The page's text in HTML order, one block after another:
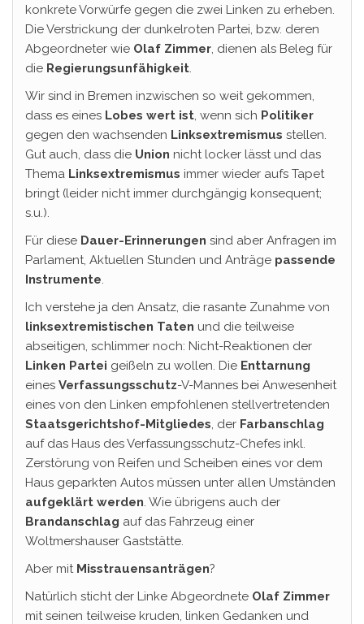
konkrete Vorwürfe gegen die zwei Linken zu erheben.
Die Verstrickung der dunkelroten Partei, bzw. deren
Abgeordneter wie Olaf Zimmer, dienen als Beleg für
die Regierungsunfähigkeit.
Wir sind in Bremen inzwischen so weit gekommen,
dass es eines Lobes wert ist, wenn sich Politiker
gegen den wachsenden Linksextremismus stellen.
Gut auch, dass die Union nicht locker lässt und das
Thema Linksextremismus immer wieder aufs Tapet
bringt (leider nicht immer durchgängig konsequent;
s.u.).
Für diese Dauer-Erinnerungen sind aber Anfragen im
Parlament, Aktuellen Stunden und Anträge passende
Instrumente.
Ich verstehe ja den Ansatz, die rasante Zunahme von
linksextremistischen Taten und die teilweise
abseitigen, schlimmer noch: Nicht-Reaktionen der
Linken Partei geißeln zu wollen. Die Enttarnung
eines Verfassungsschutz-V-Mannes bei Anwesenheit
eines von den Linken empfohlenen stellvertretenden
Staatsgerichtshof-Mitgliedes, der Farbanschlag
auf das Haus des Verfassungsschutz-Chefes inkl.
Zerstörung von Reifen und Scheiben eines vor dem
Haus geparkten Autos müssen unter allen Umständen
aufgeklärt werden. Wie übrigens auch der
Brandanschlag auf das Fahrzeug einer
Woltmershauser Gaststätte.
Aber mit Misstrauensanträgen?
Natürlich sticht der Linke Abgeordnete Olaf Zimmer
mit seinen teilweise kruden, linken Gedanken und